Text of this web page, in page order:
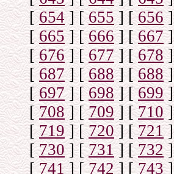
[654] [655] [656]
[665] [666] [667]
[676] [677] [678]
[687] [688] [688]
[697] [698] [699]
[708] [709] [710]
[719] [720] [721]
[730] [731] [732]
[741] [742] [743]